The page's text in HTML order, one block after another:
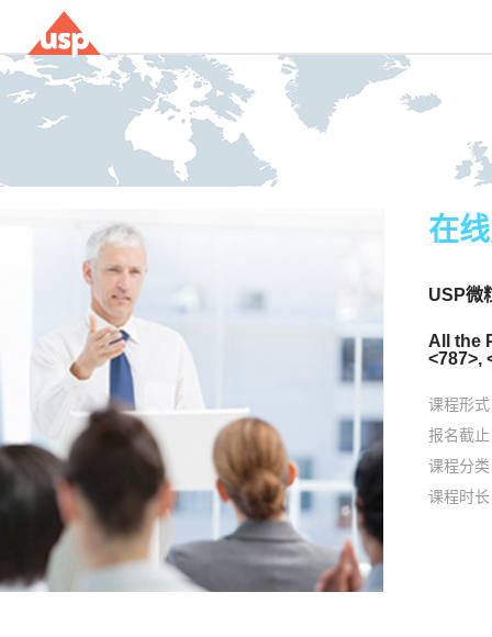
在
USP微
All the
<787>,
课程形式
报名截止
课程分类
课程时长